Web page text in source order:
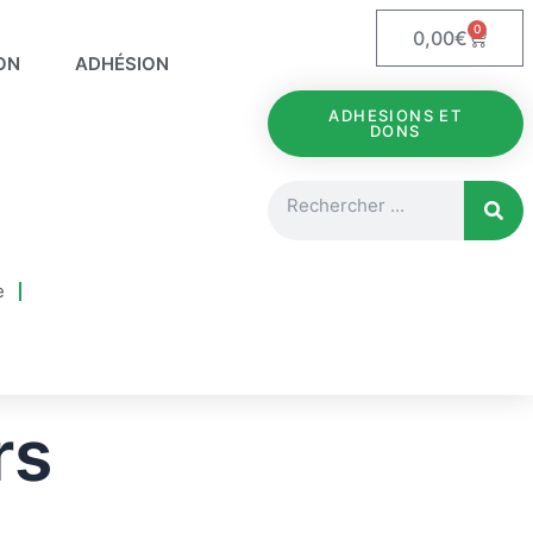
ADHÉSION
0,00€ 0
ADHESIONS ET
DONS